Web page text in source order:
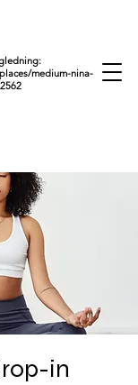
medium-nina-
in